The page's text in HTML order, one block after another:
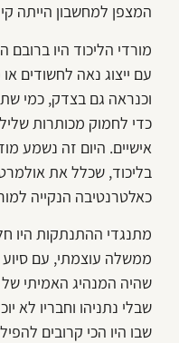
המצפן למחשבון הייתה
מורדי הליכוד היו ברובם
עם ייצוג נאה לחשודים
וכנראה גם בצדק, כמי
כדי לחמוק מכותרות
אישיים. היום זה נשמע
בליכוד, שכלל את
כאלטרנטיבה הנקייה
מתנגדי ההתנתקות היו
ממשלה עוצמתי, עם סיוע
שהיה המנהיג האמיתי
שבלי נתניהו וחבריו לא
שבו היו הכי קרובים